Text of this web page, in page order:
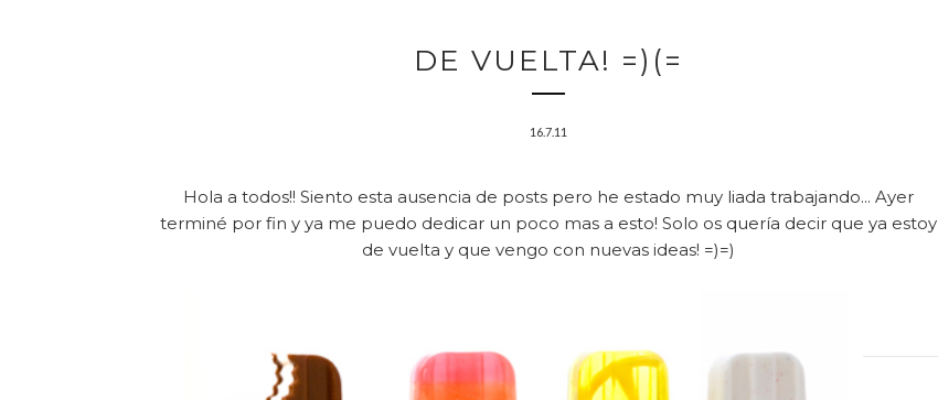
DE VUELTA! =)(=
16.7.11
Hola a todos!! Siento esta ausencia de posts pero he estado muy liada trabajando... Ayer
terminé por fin y ya me puedo dedicar un poco mas a esto! Solo os quería decir que ya estoy
de vuelta y que vengo con nuevas ideas! =)=)